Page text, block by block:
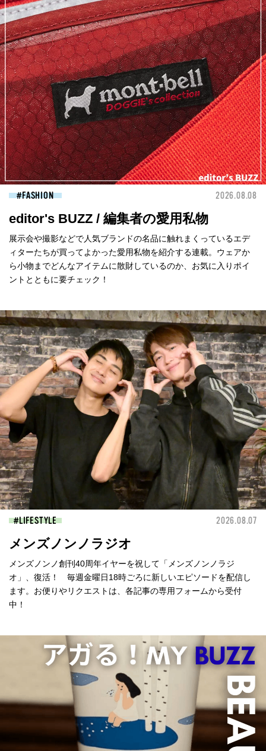
FASHION 2026.08.08
editor's BUZZ / 編集者の愛用私物
展示会や撮影などで人気ブランドの名品に触れまくっているエデ
ィターたちが買ってよかった愛用私物を紹介する連載。ウェアか
ら小物までどんなアイテムに散財しているのか、お気に入りポイ
ントとともに要チェック！
LIFESTYLE 2026.08.07
メンズノンノラジオ
メンズノンノ創刊40周年イヤーを祝して「メンズノンノラジ
オ」、復活！ 毎週金曜日18時ごろに新しいエピソードを配信し
ます。お便りやリクエストは、各記事の専用フォームから受付
中！